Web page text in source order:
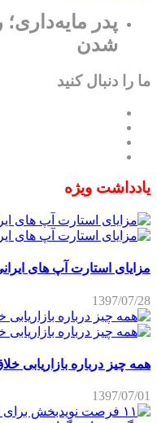
پدر
شدن
ما را دنبال کنید
یادداشت ویژه
مزایای استارت آپ های
1397/07/28
همه چیز درباره بازاریابی
1397/07/01